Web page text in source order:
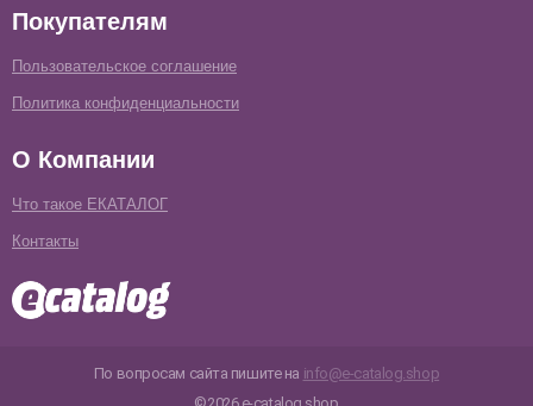
Покупателям
Пользовательское соглашение
Политика конфиденциальности
О Компании
Что такое ЕКАТАЛОГ
Контакты
По вопросам сайта пишите на info@e-catalog.shop